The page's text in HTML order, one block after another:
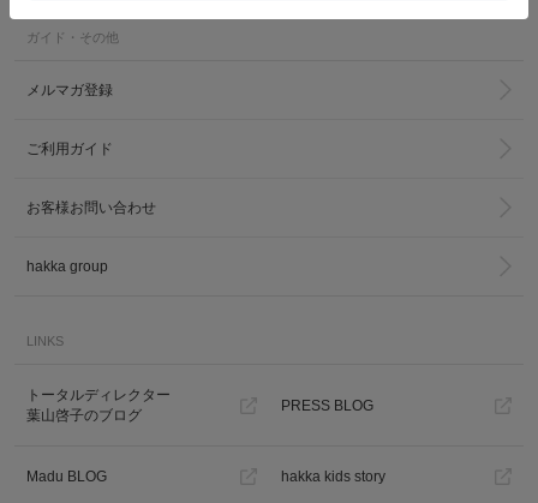
ガイド・その他
メルマガ登録
ご利用ガイド
お客様お問い合わせ
hakka group
LINKS
トータルディレクター
葉山啓子のブログ
PRESS BLOG
Madu BLOG hakka kids story